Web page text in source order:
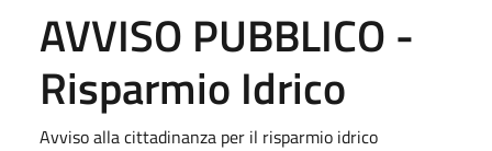
AVVISO PUBBLICO -
Risparmio Idrico
Avviso alla cittadinanza per il risparmio idrico